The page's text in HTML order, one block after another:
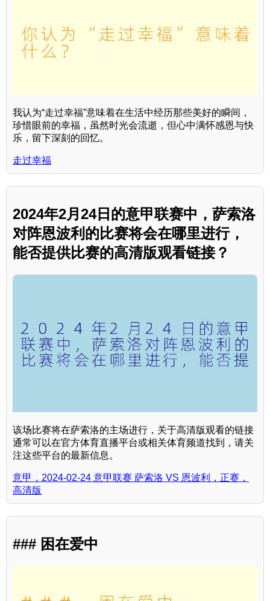
我认为“走过幸福”意味着在生活中经历那些美好的瞬间，
珍惜眼前的幸福，虽然时光会流逝，但心中满怀感恩与快
乐，留下深刻的回忆。
走过幸福
2024年2月24日的意甲联赛中，萨索洛
对阵恩波利的比赛将会在哪里进行，
能否提供比赛的高清版观看链接？
该场比赛将在萨索洛的主场进行，关于高清版观看的链接
通常可以在官方体育直播平台或相关体育频道找到，请关
注这些平台的最新信息。
意甲，2024-02-24 意甲联赛 萨索洛 VS 恩波利，正赛，
高清版
### 困在爱中